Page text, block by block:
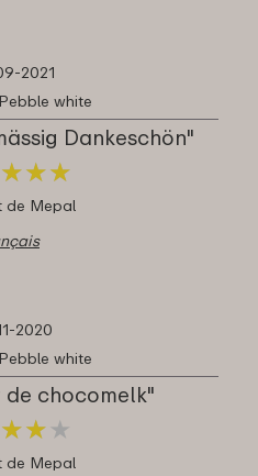
2021
white
Dankeschön"
★★★
★★★
de Mepal
2020
white
chocomelk"
★★ ★
★★ ★
de Mepal